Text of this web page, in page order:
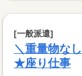
[一般派遣]
＼重量物な
★座り仕事